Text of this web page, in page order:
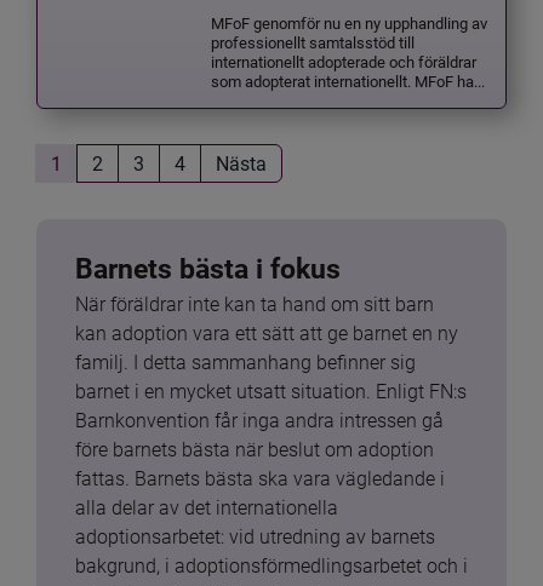
MFoF genomför nu en ny upphandling av
professionellt samtalsstöd till
internationellt adopterade och föräldrar
som adopterat internationellt. MFoF ha...
1 2 3 4 Nästa
Barnets bästa i fokus
När föräldrar inte kan ta hand om sitt barn
kan adoption vara ett sätt att ge barnet en ny
familj. I detta sammanhang befinner sig
barnet i en mycket utsatt situation. Enligt FN:s
Barnkonvention får inga andra intressen gå
före barnets bästa när beslut om adoption
fattas. Barnets bästa ska vara vägledande i
alla delar av det internationella
adoptionsarbetet: vid utredning av barnets
bakgrund, i adoptionsförmedlingsarbetet och i